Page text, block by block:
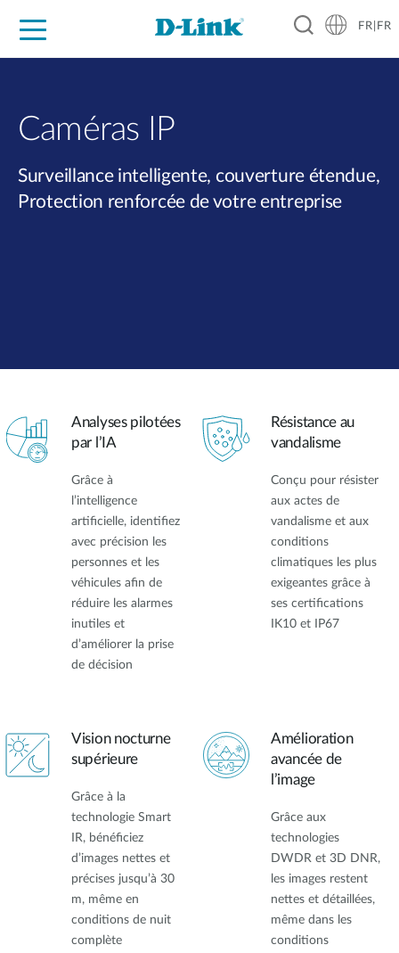
FR|FR
Caméras IP
Surveillance intelligente, couverture étendue,
Protection renforcée de votre entreprise
Analyses pilotées
par l’IA
Grâce à
l’intelligence
artificielle, identifiez
avec précision les
personnes et les
véhicules afin de
réduire les alarmes
inutiles et
d’améliorer la prise
de décision
Résistance au
vandalisme
Conçu pour résister
aux actes de
vandalisme et aux
conditions
climatiques les plus
exigeantes grâce à
ses certifications
IK10 et IP67
Vision nocturne
supérieure
Grâce à la
technologie Smart
IR, bénéficiez
d’images nettes et
précises jusqu’à 30
m, même en
conditions de nuit
complète
Amélioration
avancée de
l’image
Grâce aux
technologies
DWDR et 3D DNR,
les images restent
nettes et détaillées,
même dans les
conditions